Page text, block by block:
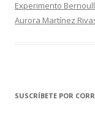
Experimento
Aurora Martínez
SUSCRÍBETE POR